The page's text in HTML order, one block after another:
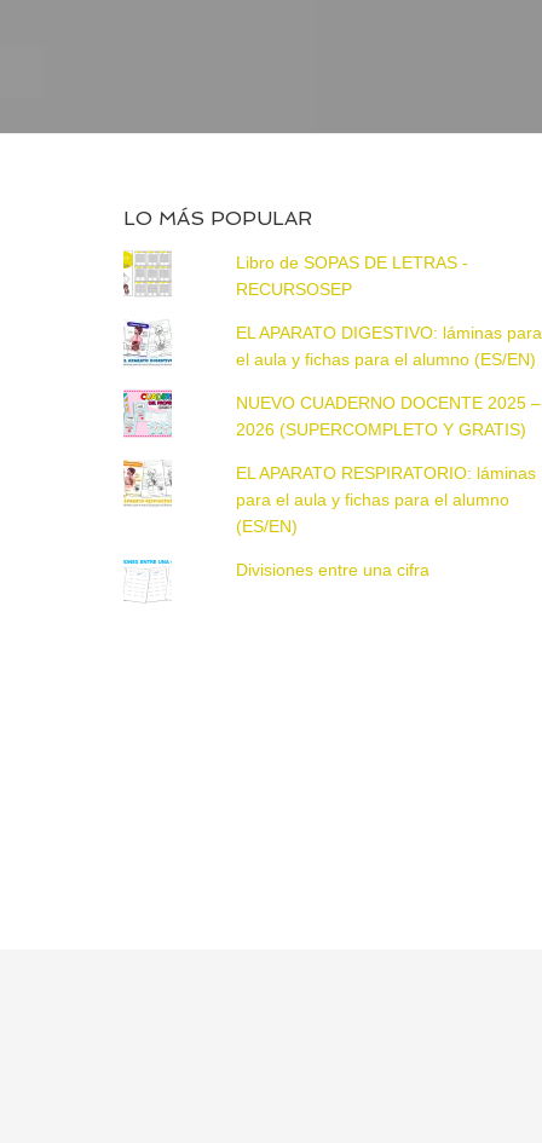
LO MÁS POPULAR
Libro de SOPAS DE LETRAS -
RECURSOSEP
EL APARATO DIGESTIVO: láminas para
el aula y fichas para el alumno (ES/EN)
NUEVO CUADERNO DOCENTE 2025 –
2026 (SUPERCOMPLETO Y GRATIS)
EL APARATO RESPIRATORIO: láminas
para el aula y fichas para el alumno
(ES/EN)
Divisiones entre una cifra